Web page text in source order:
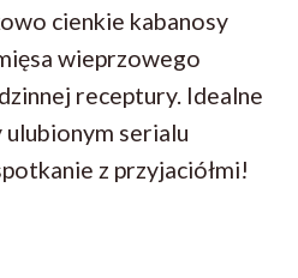
cienkie kabanosy
wieprzowego
receptury. Idealne
ulubionym serialu
z przyjaciółmi!